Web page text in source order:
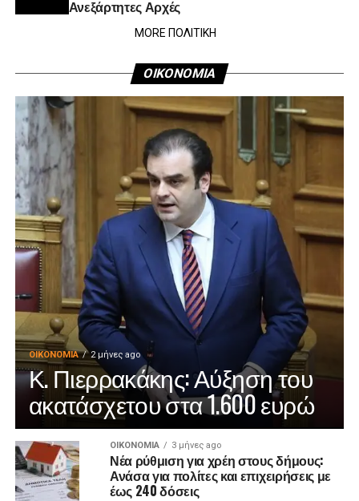
Ανεξάρτητες Αρχές
MORE ΠΟΛΙΤΙΚΗ
ΟΙΚΟΝΟΜΙΑ
ΟΙΚΟΝΟΜΊΑ 2 μήνες ago
Κ. Πιερρακάκης: Αύξηση του
ακατάσχετου στα 1.600 ευρώ
ΟΙΚΟΝΟΜΊΑ 3 μήνες ago
Νέα ρύθμιση για χρέη στους δήμους:
Ανάσα για πολίτες και επιχειρήσεις με
έως 240 δόσεις